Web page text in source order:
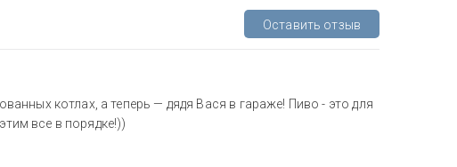
Оставить отзыв
котлах, а теперь — дядя Вася в гараже! Пиво - это для
все в порядке!))